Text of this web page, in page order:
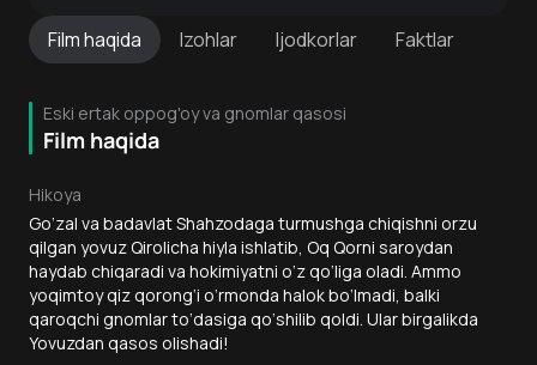
Filmhaqida Izohlar Ijodkorlar Faktlar
Eski ertak oppog'oy va gnomlar qasosi
Film haqida
Hikoya
Go‘zal va badavlat Shahzodaga turmushga chiqishni orzu
qilgan yovuz Qirolicha hiyla ishlatib, Oq Qorni saroydan
haydab chiqaradi va hokimiyatni o‘z qo‘liga oladi. Ammo
yoqimtoy qiz qorong‘i o‘rmonda halok bo‘lmadi, balki
qaroqchi gnomlar to‘dasiga qo‘shilib qoldi. Ular birgalikda
Yovuzdan qasos olishadi!